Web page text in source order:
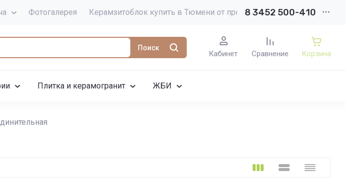
Фотогалерея Керамзитоблок купить в Тюмени от производителя
8 3452 500-410
Поиск
Кабинет Сравнение Корзина
Плитка и керамогранит ЖБИ